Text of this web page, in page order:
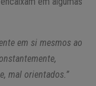
em si mesmos ao
mal orientados.”